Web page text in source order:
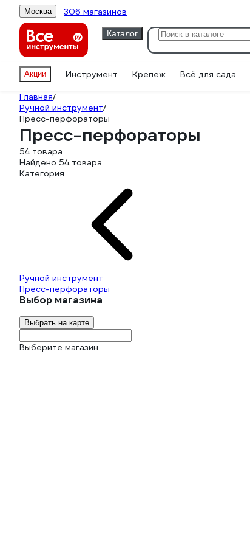
Москва 306 магазинов
Каталог
Акции Инструмент Крепеж Всё для сада
Главная/
Ручной инструмент/
Пресс-перфораторы
Пресс-перфораторы
54 товара
Найдено 54 товара
Категория
Ручной инструмент
Пресс-перфораторы
Выбор магазина
Выбрать на карте
Выберите магазин